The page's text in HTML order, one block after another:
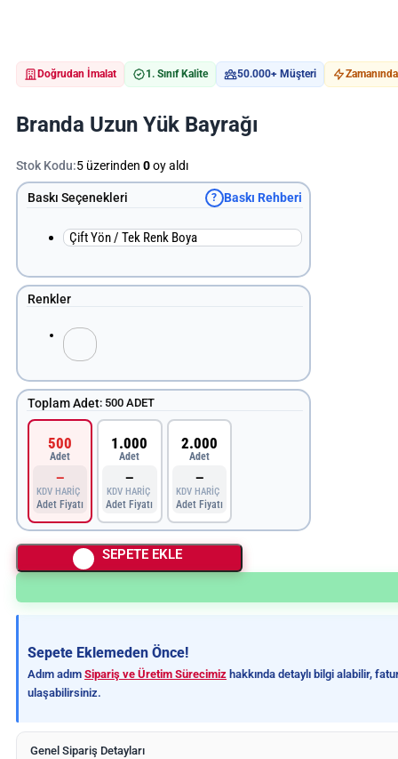
Doğrudan İmalat 1. Sınıf Kalite 50.000+ Müşteri
Branda Uzun Yük Bayrağı
Stok Kodu:5 üzerinden 0oy aldı
Baskı Seçenekleri ? Baskı Rehberi
Çift Yön / Tek Renk Boya
Renkler
Toplam Adet:500 ADET
500
Adet
—
KDV HARİÇ
Adet Fiyatı
1.000
Adet
—
KDV HARİÇ
Adet Fiyatı
2.000
Adet
—
KDV HARİÇ
Adet Fiyatı
SEPETE EKLE
Sepete Eklemeden Önce!
Adım adım Sipariş ve Üretim Sürecimiz hakkında detaylı bilgi alabilir,
ulaşabilirsiniz.
Genel Sipariş Detayları